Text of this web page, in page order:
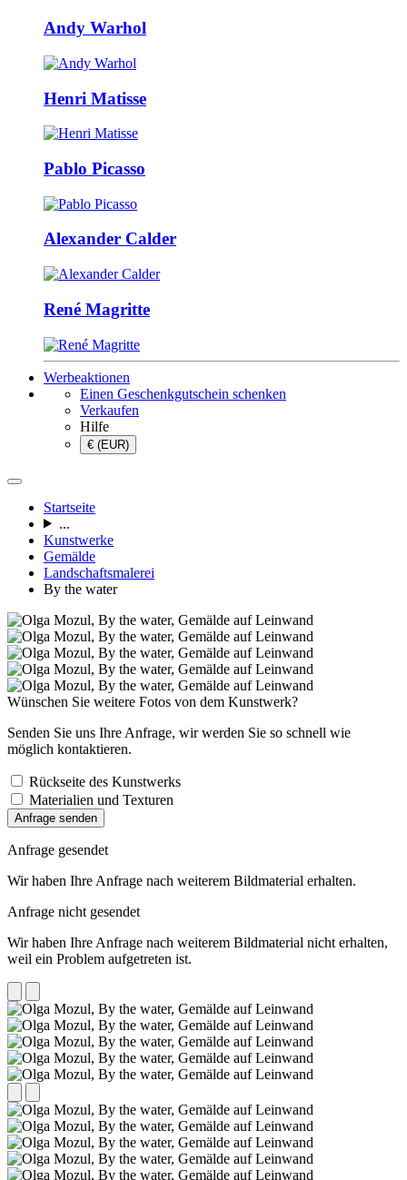
Andy Warhol
Henri Matisse
Pablo Picasso
Alexander Calder
René Magritte
Werbeaktionen
Einen Geschenkgutschein schenken
Verkaufen
Hilfe
€ (EUR)
Startseite
...
Kunstwerke
Gemälde
Landschaftsmalerei
By the water
Wünschen Sie weitere Fotos von dem Kunstwerk?
Senden Sie uns Ihre Anfrage, wir werden Sie so schnell wie
möglich kontaktieren.
Rückseite des Kunstwerks
Materialien und Texturen
Anfrage senden
Anfrage gesendet
Wir haben Ihre Anfrage nach weiterem Bildmaterial erhalten.
Anfrage nicht gesendet
Wir haben Ihre Anfrage nach weiterem Bildmaterial nicht erhalten,
weil ein Problem aufgetreten ist.